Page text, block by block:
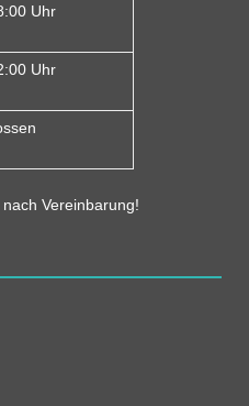
Uhr
Uhr
Vereinbarung!